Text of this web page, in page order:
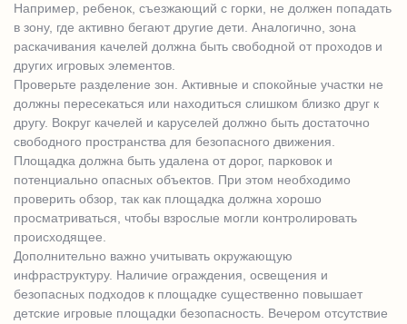
Например, ребенок, съезжающий с горки, не должен попадать
в зону, где активно бегают другие дети. Аналогично, зона
раскачивания качелей должна быть свободной от проходов и
других игровых элементов.
Проверьте разделение зон. Активные и спокойные участки не
должны пересекаться или находиться слишком близко друг к
другу. Вокруг качелей и каруселей должно быть достаточно
свободного пространства для безопасного движения.
Площадка должна быть удалена от дорог, парковок и
потенциально опасных объектов. При этом необходимо
проверить обзор, так как площадка должна хорошо
просматриваться, чтобы взрослые могли контролировать
происходящее.
Дополнительно важно учитывать окружающую
инфраструктуру. Наличие ограждения, освещения и
безопасных подходов к площадке существенно повышает
детские игровые площадки безопасность. Вечером отсутствие